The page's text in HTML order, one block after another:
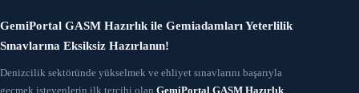
GemiPortal GASM Hazırlık ile Gemiadamları Yeterlilik
Sınavlarına Eksiksiz Hazırlanın!
Denizcilik sektöründe yükselmek ve ehliyet sınavlarını başarıyla
geçmek isteyenlerin ilk tercihi olan GemiPortal GASM Hazırlık